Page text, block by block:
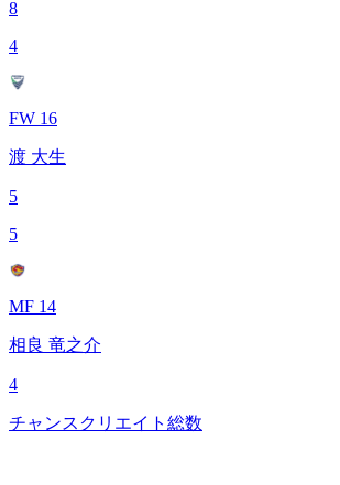
8
4
FW 16
渡 大生
5
5
MF 14
相良 竜之介
4
チャンスクリエイト総数